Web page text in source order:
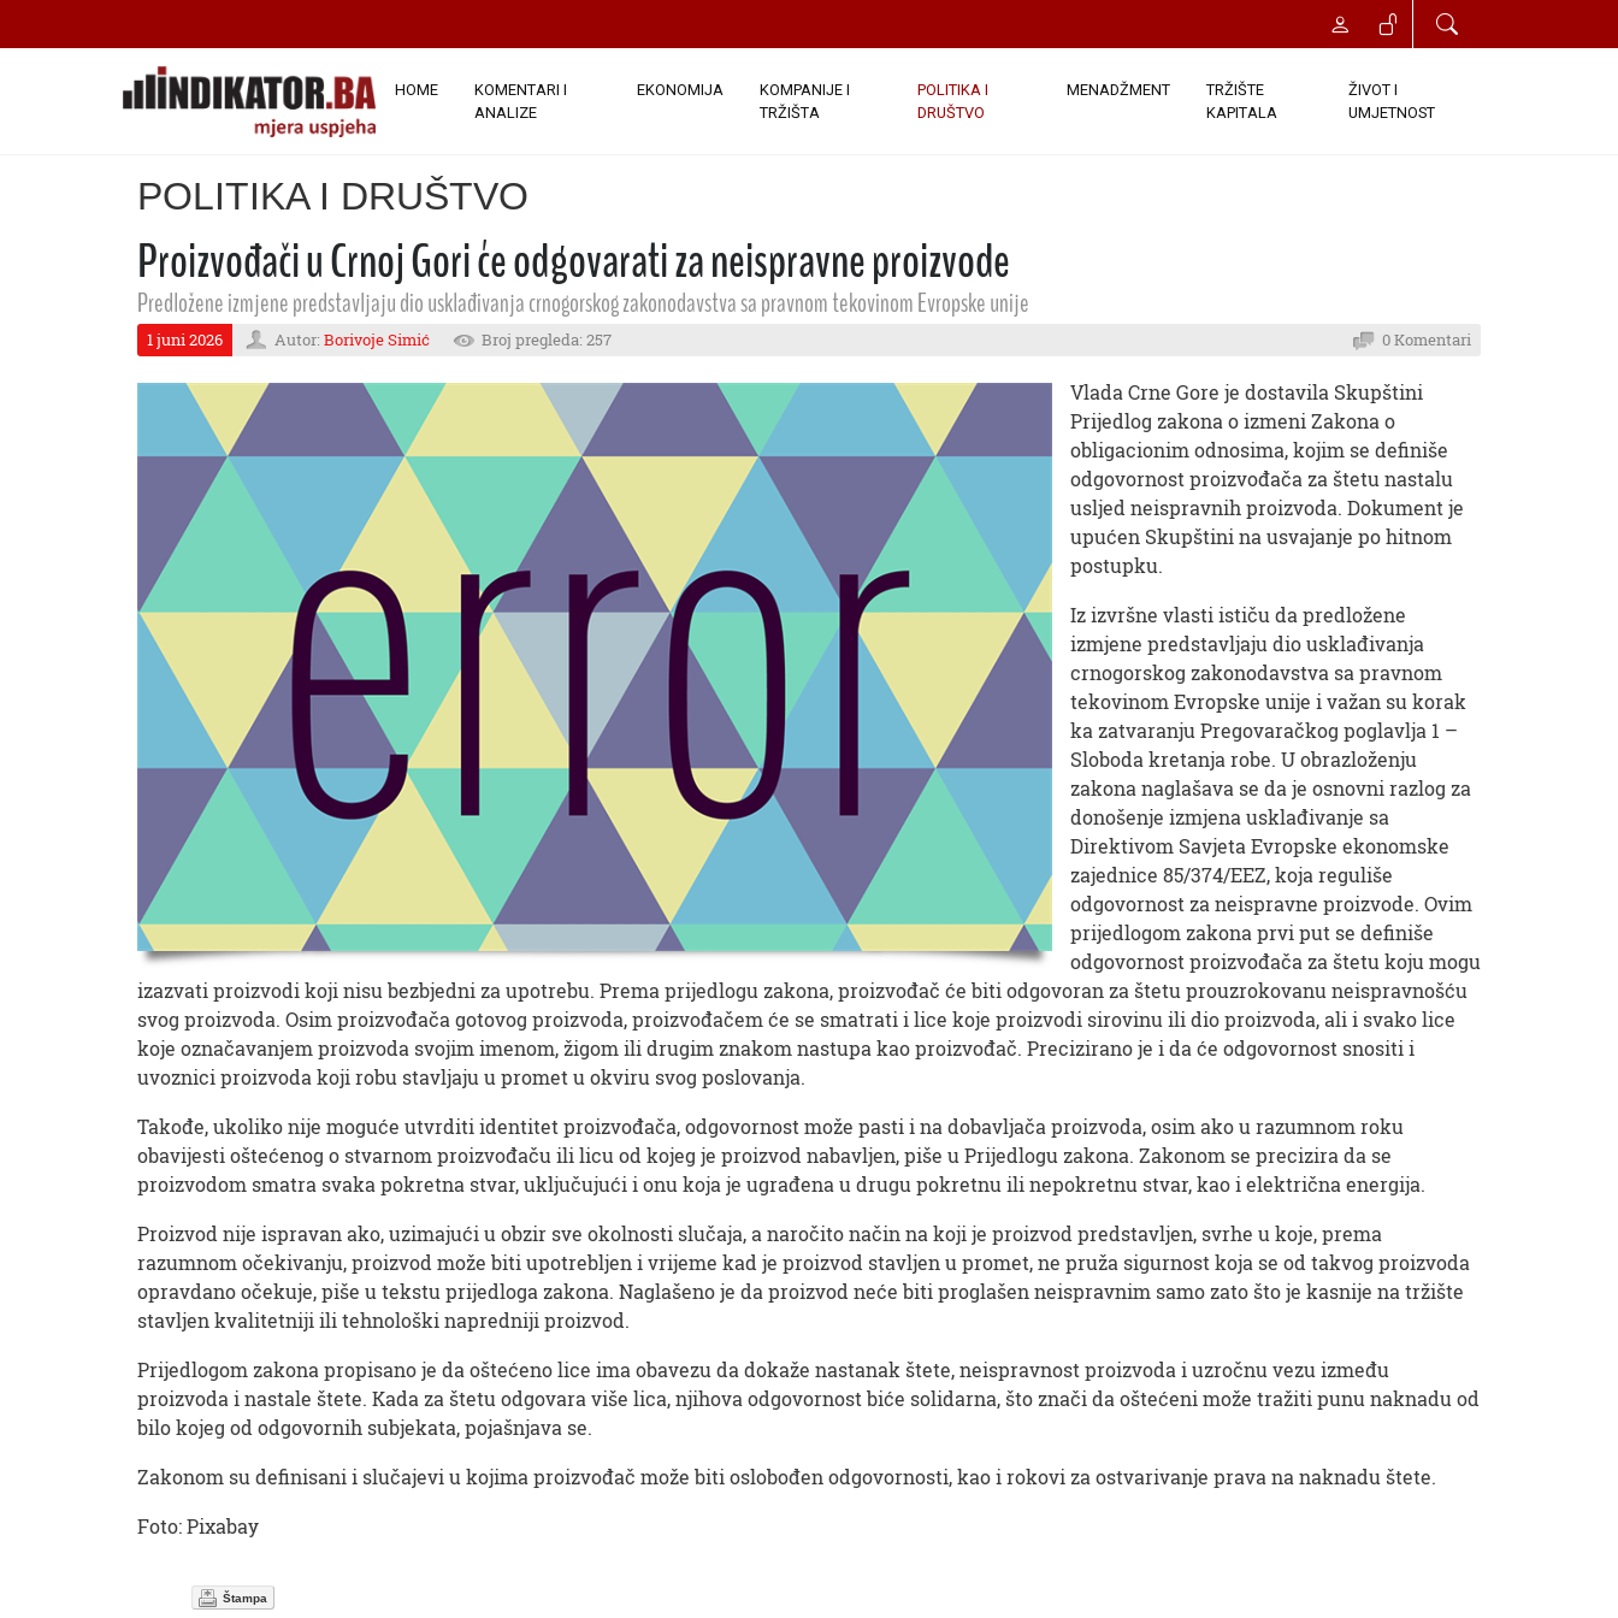
HOME
KOMENTARI I
ANALIZE
EKONOMIJA
KOMPANIJE I
TRŽIŠTA
POLITIKA I
DRUŠTVO
MENADŽMENT
TRŽIŠTE
KAPITALA
ŽIVOT I
UMJETNOST
POLITIKA I DRUŠTVO
Proizvođači u Crnoj Gori će odgovarati za neispravne proizvode
Predložene izmjene predstavljaju dio usklađivanja crnogorskog zakonodavstva sa pravnom tekovinom Evropske unije
1 juni 2026 Autor: Borivoje Simić Broj pregleda: 257 0 Komentari
Vlada Crne Gore je dostavila Skupštini
Prijedlog zakona o izmeni Zakona o
obligacionim odnosima, kojim se definiše
odgovornost proizvođača za štetu nastalu
usljed neispravnih proizvoda. Dokument je
upućen Skupštini na usvajanje po hitnom
postupku.
Iz izvršne vlasti ističu da predložene
izmjene predstavljaju dio usklađivanja
crnogorskog zakonodavstva sa pravnom
tekovinom Evropske unije i važan su korak
ka zatvaranju Pregovaračkog poglavlja 1 –
Sloboda kretanja robe. U obrazloženju
zakona naglašava se da je osnovni razlog za
donošenje izmjena usklađivanje sa
Direktivom Savjeta Evropske ekonomske
zajednice 85/374/EEZ, koja reguliše
odgovornost za neispravne proizvode. Ovim
prijedlogom zakona prvi put se definiše
odgovornost proizvođača za štetu koju mogu
izazvati proizvodi koji nisu bezbjedni za upotrebu. Prema prijedlogu zakona, proizvođač će biti odgovoran za štetu prouzrokovanu neispravnošću
svog proizvoda. Osim proizvođača gotovog proizvoda, proizvođačem će se smatrati i lice koje proizvodi sirovinu ili dio proizvoda, ali i svako lice
koje označavanjem proizvoda svojim imenom, žigom ili drugim znakom nastupa kao proizvođač. Precizirano je i da će odgovornost snositi i
uvoznici proizvoda koji robu stavljaju u promet u okviru svog poslovanja.
Takođe, ukoliko nije moguće utvrditi identitet proizvođača, odgovornost može pasti i na dobavljača proizvoda, osim ako u razumnom roku
obavijesti oštećenog o stvarnom proizvođaču ili licu od kojeg je proizvod nabavljen, piše u Prijedlogu zakona. Zakonom se precizira da se
proizvodom smatra svaka pokretna stvar, uključujući i onu koja je ugrađena u drugu pokretnu ili nepokretnu stvar, kao i električna energija.
Proizvod nije ispravan ako, uzimajući u obzir sve okolnosti slučaja, a naročito način na koji je proizvod predstavljen, svrhe u koje, prema
razumnom očekivanju, proizvod može biti upotrebljen i vrijeme kad je proizvod stavljen u promet, ne pruža sigurnost koja se od takvog proizvoda
opravdano očekuje, piše u tekstu prijedloga zakona. Naglašeno je da proizvod neće biti proglašen neispravnim samo zato što je kasnije na tržište
stavljen kvalitetniji ili tehnološki napredniji proizvod.
Prijedlogom zakona propisano je da oštećeno lice ima obavezu da dokaže nastanak štete, neispravnost proizvoda i uzročnu vezu između
proizvoda i nastale štete. Kada za štetu odgovara više lica, njihova odgovornost biće solidarna, što znači da oštećeni može tražiti punu naknadu od
bilo kojeg od odgovornih subjekata, pojašnjava se.
Zakonom su definisani i slučajevi u kojima proizvođač može biti oslobođen odgovornosti, kao i rokovi za ostvarivanje prava na naknadu štete.
Foto: Pixabay
Štampa